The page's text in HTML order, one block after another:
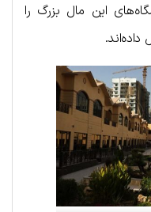
این مال بزرگ را